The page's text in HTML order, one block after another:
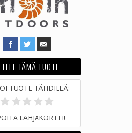
TÄMÄ TUOTE
TUOTE TÄHDILLÄ:
LAHJAKORTTI!